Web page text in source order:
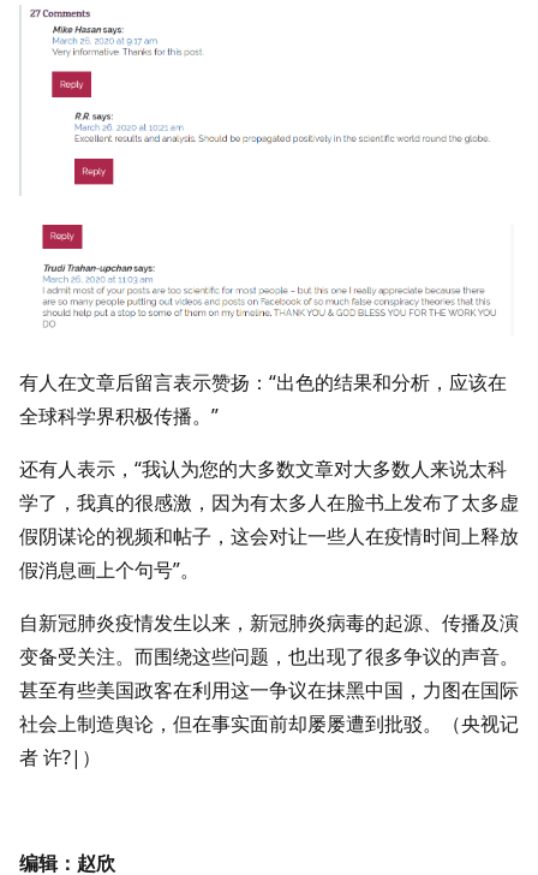
有人在文章后留言表示赞扬：“出色的结果和分析，应该在
全球科学界积极传播。”
还有人表示，“我认为您的大多数文章对大多数人来说太科
学了，我真的很感激，因为有太多人在脸书上发布了太多虚
假阴谋论的视频和帖子，这会对让一些人在疫情时间上释放
假消息画上个句号”。
自新冠肺炎疫情发生以来，新冠肺炎病毒的起源、传播及演
变备受关注。而围绕这些问题，也出现了很多争议的声音。
甚至有些美国政客在利用这一争议在抹黑中国，力图在国际
社会上制造舆论，但在事实面前却屡屡遭到批驳。（央视记
者 许?|）
编辑：赵欣